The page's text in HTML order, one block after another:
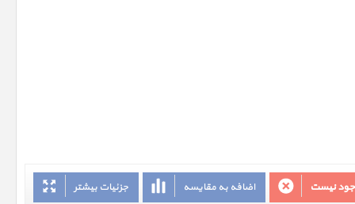
جزئیات بیشتر اضافه به مقایسه نیست